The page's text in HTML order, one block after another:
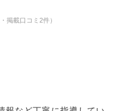
掲載口コミ2件）